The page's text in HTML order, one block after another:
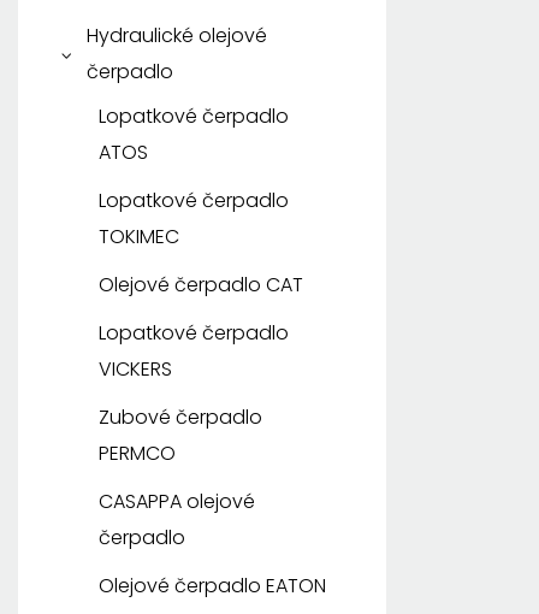
Gerotorový motor
EATON
Motor Danfoss Gerotor
BÍLÝ gerotorový motor
Hydraulické olejové
čerpadlo
Lopatkové čerpadlo
ATOS
Lopatkové čerpadlo
TOKIMEC
Olejové čerpadlo CAT
Lopatkové čerpadlo
VICKERS
Zubové čerpadlo
PERMCO
CASAPPA olejové
čerpadlo
Olejové čerpadlo EATON